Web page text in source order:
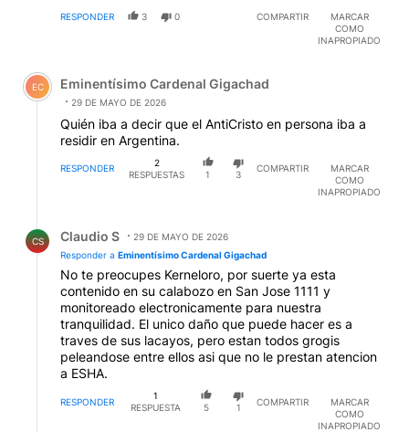
RESPONDER 3 0 COMPARTIR
MARCAR
COMO
INAPROPIADO
Comentario de Eminentísimo Cardenal Gigachad.
EC Eminentísimo Cardenal Gigachad
29 DE MAYO DE 2026
Quién iba a decir que el AntiCristo en persona iba a
residir en Argentina.
RESPONDER
2
RESPUESTAS
1 3
COMPARTIR
MARCAR
COMO
INAPROPIADO
CS Claudio S
29 DE MAYO DE 2026
Responder a Eminentísimo Cardenal Gigachad
No te preocupes Kerneloro, por suerte ya esta
contenido en su calabozo en San Jose 1111 y
monitoreado electronicamente para nuestra
tranquilidad. El unico daño que puede hacer es a
traves de sus lacayos, pero estan todos grogis
peleandose entre ellos asi que no le prestan atencion
a ESHA.
RESPONDER
1
RESPUESTA
5 1
COMPARTIR
MARCAR
COMO
INAPROPIADO